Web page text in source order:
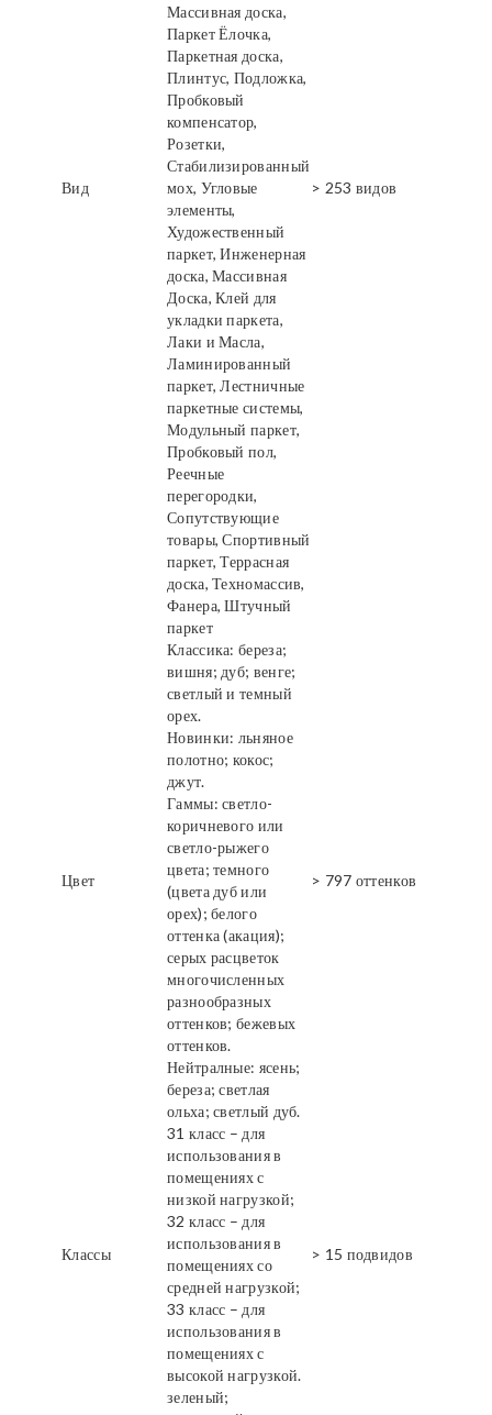
Вид
Массивная доска,
Паркет Ёлочка,
Паркетная доска,
Плинтус, Подложка,
Пробковый
компенсатор,
Розетки,
Стабилизированный
мох, Угловые
элементы,
Художественный
паркет, Инженерная
доска, Массивная
Доска, Клей для
укладки паркета,
Лаки и Масла,
Ламинированный
паркет, Лестничные
паркетные системы,
Модульный паркет,
Пробковый пол,
Реечные
перегородки,
Сопутствующие
товары, Спортивный
паркет, Террасная
доска, Техномассив,
Фанера, Штучный
паркет
> 253 видов
Цвет
Классика: береза;
вишня; дуб; венге;
светлый и темный
орех.
Новинки: льняное
полотно; кокос;
джут.
Гаммы: светло-
коричневого или
светло-рыжего
цвета; темного
(цвета дуб или
орех); белого
оттенка (акация);
серых расцветок
многочисленных
разнообразных
оттенков; бежевых
оттенков.
Нейтралные: ясень;
береза; светлая
ольха; светлый дуб.
> 797 оттенков
Классы
31 класс – для
использования в
помещениях с
низкой нагрузкой;
32 класс – для
использования в
помещениях со
средней нагрузкой;
33 класс – для
использования в
помещениях с
высокой нагрузкой.
> 15 подвидов
зеленый;